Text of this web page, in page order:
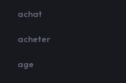
achat
acheter
age